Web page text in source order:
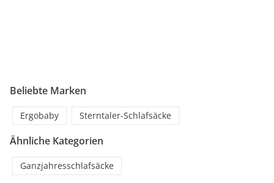
Beliebte Marken
Ergobaby Sterntaler-Schlafsäcke
Ähnliche Kategorien
Ganzjahresschlafsäcke